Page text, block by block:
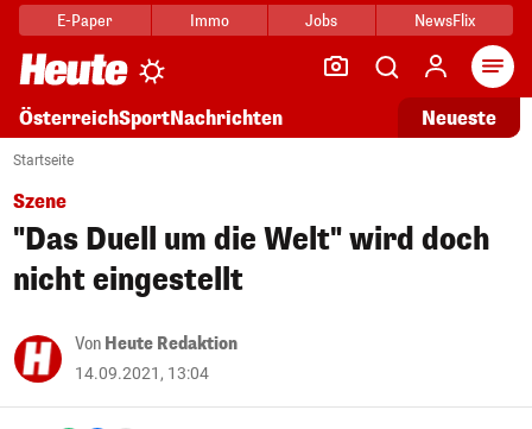
E-Paper Immo Jobs NewsFlix
ÖsterreichSportNachrichten Neueste
Startseite
Szene
"Das Duell um die Welt" wird doch
nicht eingestellt
Von Heute Redaktion
14.09.2021, 13:04